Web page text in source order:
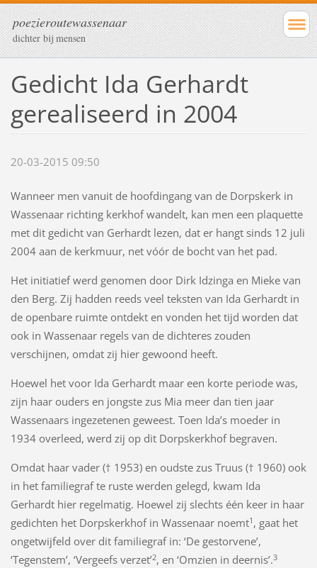
poezieroutewassenaar
dichter bij mensen
Gedicht Ida Gerhardt
gerealiseerd in 2004
20-03-2015 09:50
Wanneer men vanuit de hoofdingang van de Dorpskerk in
Wassenaar richting kerkhof wandelt, kan men een plaquette
met dit gedicht van Gerhardt lezen, dat er hangt sinds 12 juli
2004 aan de kerkmuur, net vóór de bocht van het pad.
Het initiatief werd genomen door Dirk Idzinga en Mieke van
den Berg. Zij hadden reeds veel teksten van Ida Gerhardt in
de openbare ruimte ontdekt en vonden het tijd worden dat
ook in Wassenaar regels van de dichteres zouden
verschijnen, omdat zij hier gewoond heeft.
Hoewel het voor Ida Gerhardt maar een korte periode was,
zijn haar ouders en jongste zus Mia meer dan tien jaar
Wassenaars ingezetenen geweest. Toen Ida’s moeder in
1934 overleed, werd zij op dit Dorpskerkhof begraven.
Omdat haar vader († 1953) en oudste zus Truus († 1960) ook
in het familiegraf te ruste werden gelegd, kwam Ida
Gerhardt hier regelmatig. Hoewel zij slechts één keer in haar
gedichten het Dorpskerkhof in Wassenaar noemt1 , gaat het
ongetwijfeld over dit familiegraf in: ‘De gestorvene’,
‘Tegenstem’, ‘Vergeefs verzet’2, en ‘Omzien in deernis’.3